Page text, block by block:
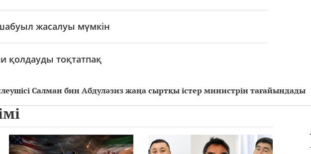
Салман бин Абдуләзиз жаңа сыртқы істер министрін тағайындады
жасалуы мүмкін
қолдауды тоқтатпақ